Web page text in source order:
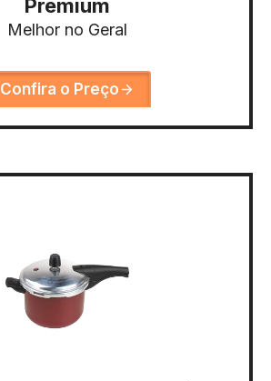
Premium
Melhor no Geral
Confira o Preço